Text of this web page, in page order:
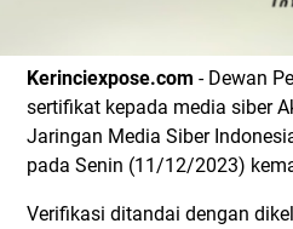
Kerinciexpose.com - Dewan
sertifikat kepada media siber
Jaringan Media Siber
pada Senin (11/12/2023)
Verifikasi ditandai dengan